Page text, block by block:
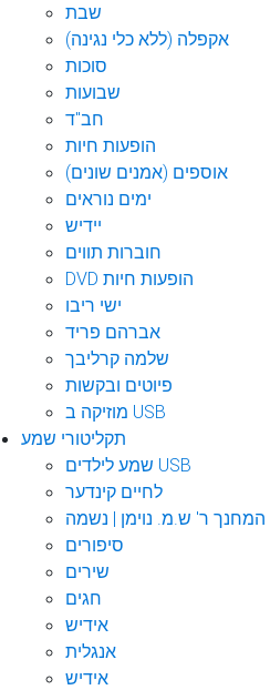
שבת
אקפלה (ללא כלי נגינה)
סוכות
שבועות
חב"ד
הופעות חיות
אוספים (אמנים שונים)
ימים נוראים
יידיש
חוברות תווים
DVD הופעות חיות
ישי ריבו
אברהם פריד
שלמה קרליבך
פיוטים ובקשות
מוזיקה ב USB
תקליטורי שמע
שמע לילדים USB
לחיים קינדער
המחנך ר' ש.מ. נוימן | נשמה
סיפורים
שירים
חגים
אידיש
אנגלית
אידיש